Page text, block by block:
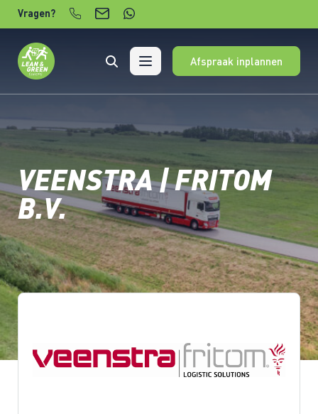
Verder naar content
Vragen?
Afspraak inplannen
VEENSTRA | FRITOM
B.V.